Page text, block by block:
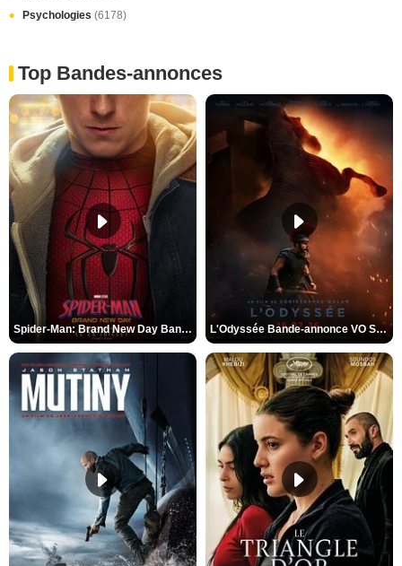
Psychologies (6178)
Top Bandes-annonces
Spider-Man: Brand New Day Bande-annonce VO STFR L'Odyssée Bande-annonce VO STFR